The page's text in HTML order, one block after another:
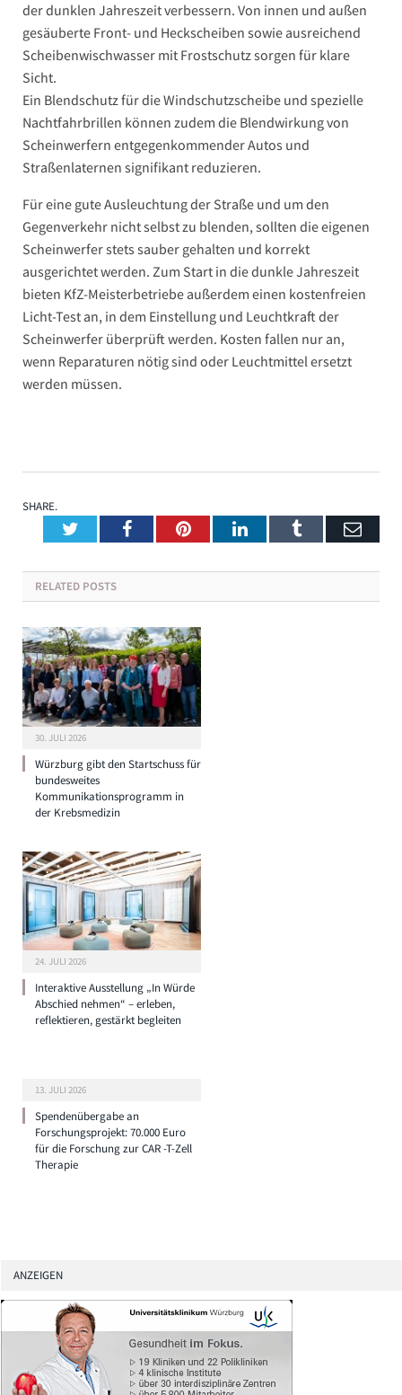
der dunklen Jahreszeit verbessern. Von innen und außen
gesäuberte Front- und Heckscheiben sowie ausreichend
Scheibenwischwasser mit Frostschutz sorgen für klare
Sicht.
Ein Blendschutz für die Windschutzscheibe und spezielle
Nachtfahrbrillen können zudem die Blendwirkung von
Scheinwerfern entgegenkommender Autos und
Straßenlaternen signifikant reduzieren.
Für eine gute Ausleuchtung der Straße und um den
Gegenverkehr nicht selbst zu blenden, sollten die eigenen
Scheinwerfer stets sauber gehalten und korrekt
ausgerichtet werden. Zum Start in die dunkle Jahreszeit
bieten KfZ-Meisterbetriebe außerdem einen kostenfreien
Licht-Test an, in dem Einstellung und Leuchtkraft der
Scheinwerfer überprüft werden. Kosten fallen nur an,
wenn Reparaturen nötig sind oder Leuchtmittel ersetzt
werden müssen.
SHARE.
TwitterFacebookPinterestLinkedInTumblr
RELATED POSTS
30. JULI 2026
Würzburg gibt den Startschuss für
bundesweites
Kommunikationsprogramm in
der Krebsmedizin
24. JULI 2026
Interaktive Ausstellung „In Würde
Abschied nehmen“ – erleben,
reflektieren, gestärkt begleiten
13. JULI 2026
Spendenübergabe an
Forschungsprojekt: 70.000 Euro
für die Forschung zur CAR -T-Zell
Therapie
ANZEIGEN